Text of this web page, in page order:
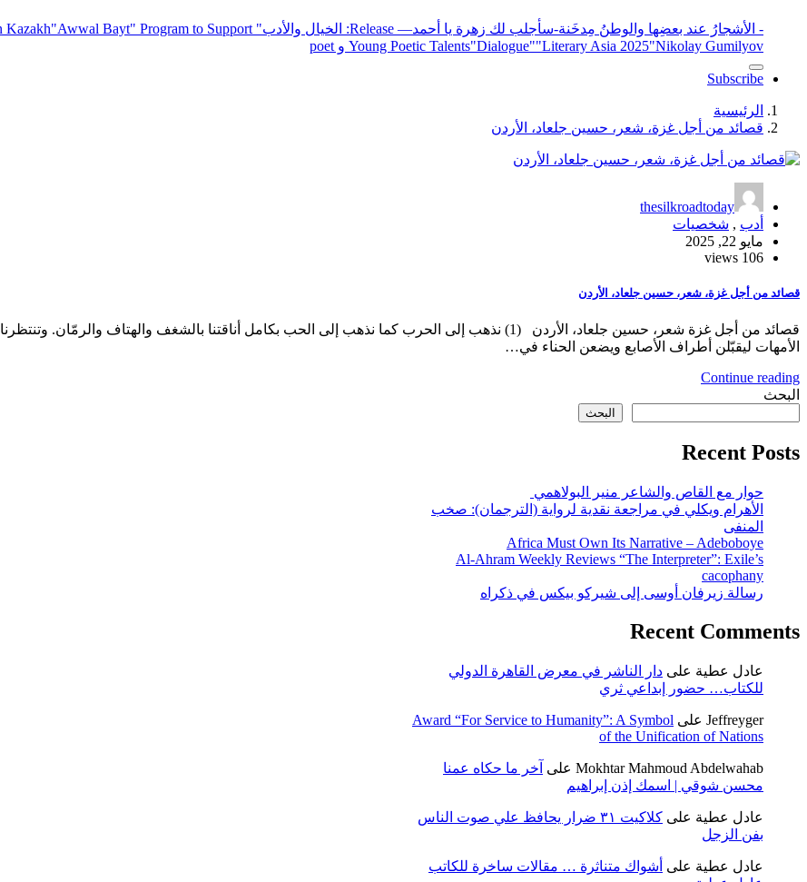
- الأشجارُ عند بعضِها والوطنُ مِدخَنة-سأجلب لك زهرة يا أحمد— Release : الخيال والأدب" inviting poets and writers from around the world to participate in Kazakh
"Awwal Bayt" Program to Support
Young Poetic Talents"Dialogue""Literary Asia 2025"Nikolay Gumilyov و poet
Subscribe
الرئيسية
قصائد من أجل غزة، شعر، حسين جلعاد، الأردن
thesilkroadtoday
أدب , شخصيات
مايو 22, 2025
106 views
قصائد من أجل غزة، شعر، حسين جلعاد، الأردن
قصائد من أجل غزة شعر، حسين جلعاد، الأردن (1) نذهب إلى الحرب كما نذهب إلى الحب بكامل أناقتنا بالشغف والهتاف والرمّان. وتنتظرنا
الأمهات ليقبّلن أطراف الأصابع ويضعن الحناء في…
Continue reading
البحث
البحث
Recent Posts
حوار مع القاص والشاعر منير البولاهمي
الأهرام ويكلي في مراجعة نقدية لرواية (الترجمان): صخب
المنفى
Africa Must Own Its Narrative – Adeboboye
Al-Ahram Weekly Reviews “The Interpreter”: Exile’s
cacophany
رسالة زيرفان أوسى إلى شيركو بيكس في ذكراه
Recent Comments
عادل عطية على دار الناشر في معرض القاهرة الدولي
للكتاب… حضور إبداعي ثري
Jeffreyger على Award “For Service to Humanity”: A Symbol
of the Unification of Nations
Mokhtar Mahmoud Abdelwahab على آخر ما حكاه عمنا
محسن شوقي | اسمك إذن إبراهيم
عادل عطية على
كلاكيت ٣١ ضرار يحافظ علي صوت الناس
بفن الزجل
عادل عطية على أشواك متناثرة … مقالات ساخرة للكاتب